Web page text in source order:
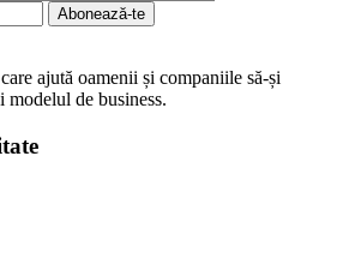
Abonează-te
ajută oamenii și companiile să-și
modelul de business.